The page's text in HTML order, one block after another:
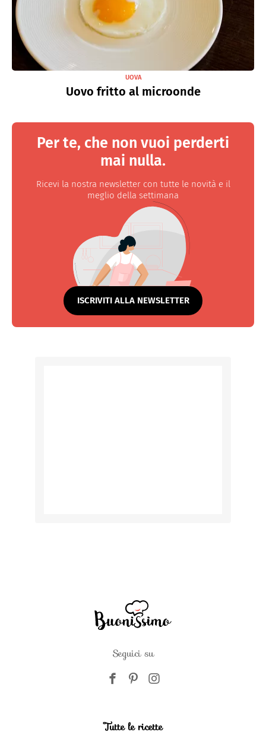
UOVA
Uovo fritto al microonde
Per te, che non vuoi perderti
mai nulla.
Ricevi la nostra newsletter con tutte le novità e il
meglio della settimana
ISCRIVITI ALLA NEWSLETTER
Seguici su
Tutte le ricette